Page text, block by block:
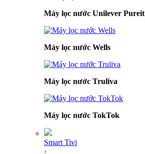
Máy lọc nước Unilever Pureit
Máy lọc nước Wells
Máy lọc nước Truliva
Máy lọc nước TokTok
Smart Tivi
›